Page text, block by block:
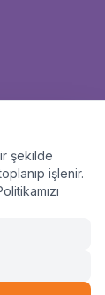
şekilde
işlenir.